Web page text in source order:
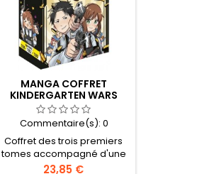
MANGA COFFRET
KINDERGARTEN WARS
2024 - TOME 01-02-03
Commentaire(s):0
Coffret des trois premiers
tomes accompagné d'une
planche de stickers en
Prix
23,85 €